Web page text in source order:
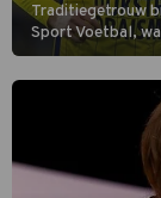
Traditiegetrouw
Sport Voetbal,
eerste wedstrijd
oefenmeester is